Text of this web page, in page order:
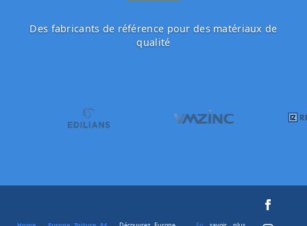
Des fabricants de référence pour des matériaux de
qualité